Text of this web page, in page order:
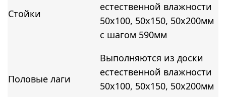
Стойки
естественной влажности
50х100, 50х150, 50х200мм
с шагом 590мм
Половые лаги
Выполняются из доски
естественной влажности
50х100, 50х150, 50х200мм